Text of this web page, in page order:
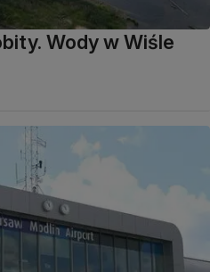
Wody w Wiśle